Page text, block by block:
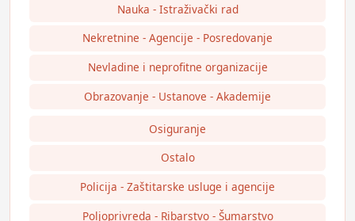
Nauka - Istraživački rad
Nekretnine - Agencije - Posredovanje
Nevladine i neprofitne organizacije
Obrazovanje - Ustanove - Akademije
Osiguranje
Ostalo
Policija - Zaštitarske usluge i agencije
Poljoprivreda - Ribarstvo - Šumarstvo